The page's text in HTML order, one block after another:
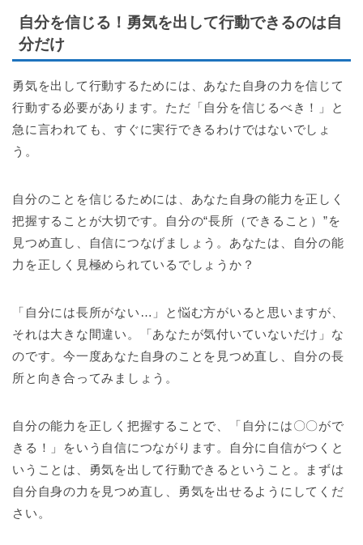
自分を信じる！勇気を出して行動できるのは自
分だけ
勇気を出して行動するためには、あなた自身の力を信じて
行動する必要があります。ただ「自分を信じるべき！」と
急に言われても、すぐに実行できるわけではないでしょ
う。
自分のことを信じるためには、あなた自身の能力を正しく
把握することが大切です。自分の“長所（できること）”を
見つめ直し、自信につなげましょう。あなたは、自分の能
力を正しく見極められているでしょうか？
「自分には長所がない…」と悩む方がいると思いますが、
それは大きな間違い。「あなたが気付いていないだけ」な
のです。今一度あなた自身のことを見つめ直し、自分の長
所と向き合ってみましょう。
自分の能力を正しく把握することで、「自分には〇〇がで
きる！」をいう自信につながります。自分に自信がつくと
いうことは、勇気を出して行動できるということ。まずは
自分自身の力を見つめ直し、勇気を出せるようにしてくだ
さい。